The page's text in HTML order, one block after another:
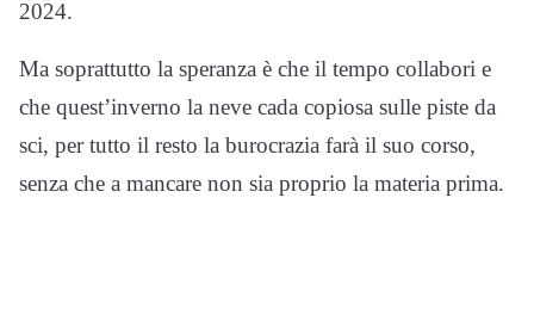
2024.
Ma soprattutto la speranza è che il tempo collabori e
che quest’inverno la neve cada copiosa sulle piste da
sci, per tutto il resto la burocrazia farà il suo corso,
senza che a mancare non sia proprio la materia prima.